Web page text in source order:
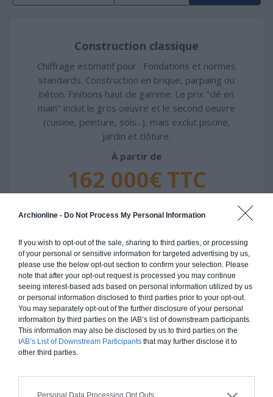
Archionline - Do Not Process My Personal Information
If you wish to opt-out of the sale, sharing to third parties, or processing
of your personal or sensitive information for targeted advertising by us,
please use the below opt-out section to confirm your selection. Please
note that after your opt-out request is processed you may continue
seeing interest-based ads based on personal information utilized by us
or personal information disclosed to third parties prior to your opt-out.
You may separately opt-out of the further disclosure of your personal
information by third parties on the IAB’s list of downstream participants.
This information may also be disclosed by us to third parties on the
IAB’s List of Downstream Participants that may further disclose it to
other third parties.
Personal Data Processing Opt Outs
Construction classique
Chiffrage estimatif pour : Fondations et normes
standards. Construction en brique, parpaing ou
béton. Finitions haut de gamme. Le prix "clé en
main" inclut le gros oeuvre et le second oeuvre
(cuisine, peinture, sols...), mais exclut piscine,
jardin et clôture.
À partir de
162 000€ TTC
Construction ossature bois
Chiffrage estimatif pour : Fondations et normes
standards. Construction en ossature bois isolé.
Finitions haut de gamme. Le prix "clé en main"
inclut le gros oeuvre et le second oeuvre (cuisine,
peinture, sols...), mais exclut piscine, jardin et
À partir de